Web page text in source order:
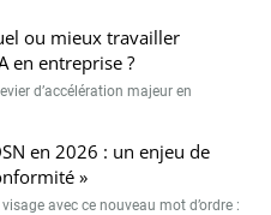
ou mieux travailler
en entreprise ?
d’accélération majeur en
en 2026 : un enjeu de
»
avec ce nouveau mot d’ordre :